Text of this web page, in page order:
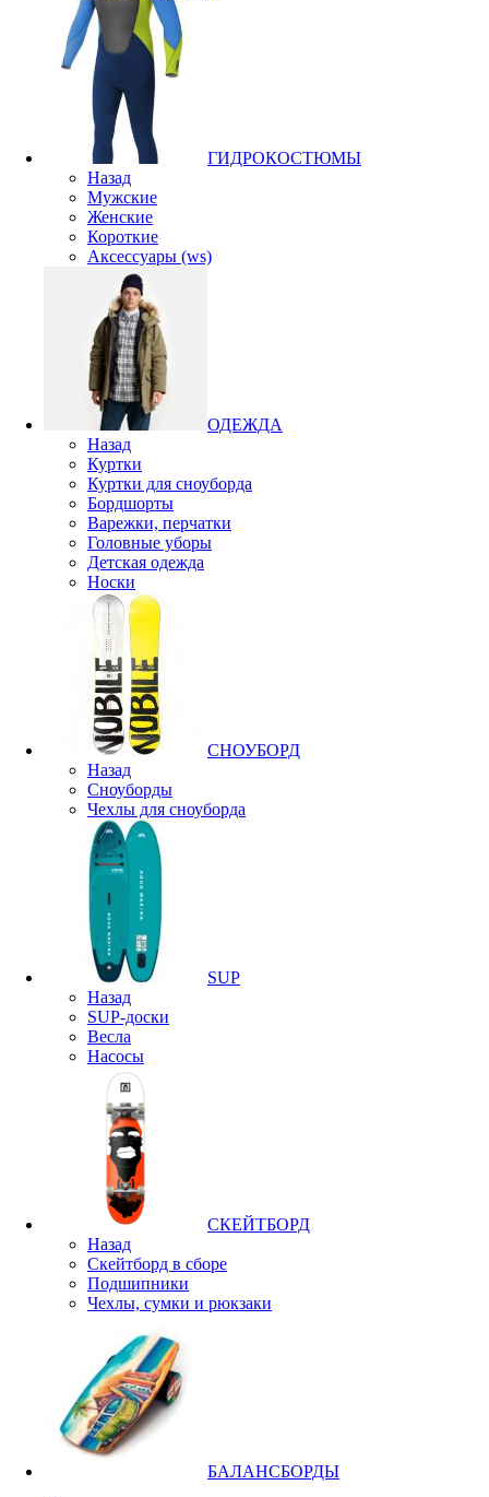
ГИДРОКОСТЮМЫ
Назад
Мужские
Женские
Короткие
Аксессуары (ws)
ОДЕЖДА
Назад
Куртки
Куртки для сноуборда
Бордшорты
Варежки, перчатки
Головные уборы
Детская одежда
Носки
СНОУБОРД
Назад
Сноуборды
Чехлы для сноуборда
SUP
Назад
SUP-доски
Весла
Насосы
СКЕЙТБОРД
Назад
Скейтборд в сборе
Подшипники
Чехлы, сумки и рюкзаки
БАЛАНСБОРДЫ